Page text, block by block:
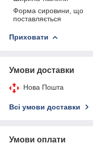
Форма сировини, що
поставляється
Приховати
Умови доставки
Нова Пошта
Всі умови доставки
Умови оплати